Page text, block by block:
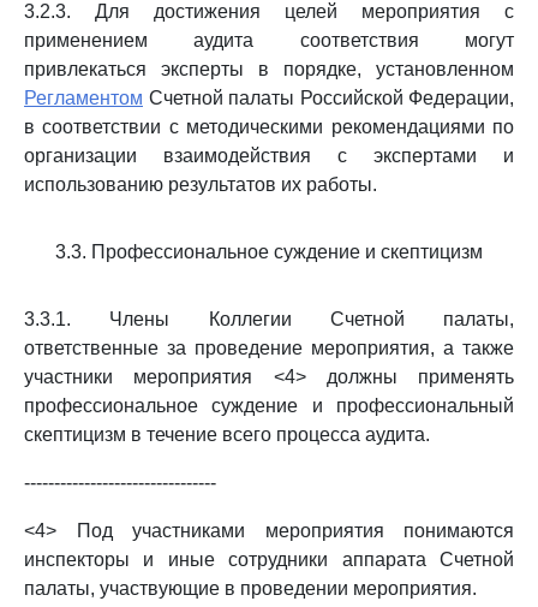
3.2.3. Для достижения целей мероприятия с
применением аудита соответствия могут
привлекаться эксперты в порядке, установленном
Регламентом Счетной палаты Российской Федерации,
в соответствии с методическими рекомендациями по
организации взаимодействия с экспертами и
использованию результатов их работы.
3.3. Профессиональное суждение и скептицизм
3.3.1. Члены Коллегии Счетной палаты,
ответственные за проведение мероприятия, а также
участники мероприятия <4> должны применять
профессиональное суждение и профессиональный
скептицизм в течение всего процесса аудита.
--------------------------------
<4> Под участниками мероприятия понимаются
инспекторы и иные сотрудники аппарата Счетной
палаты, участвующие в проведении мероприятия.